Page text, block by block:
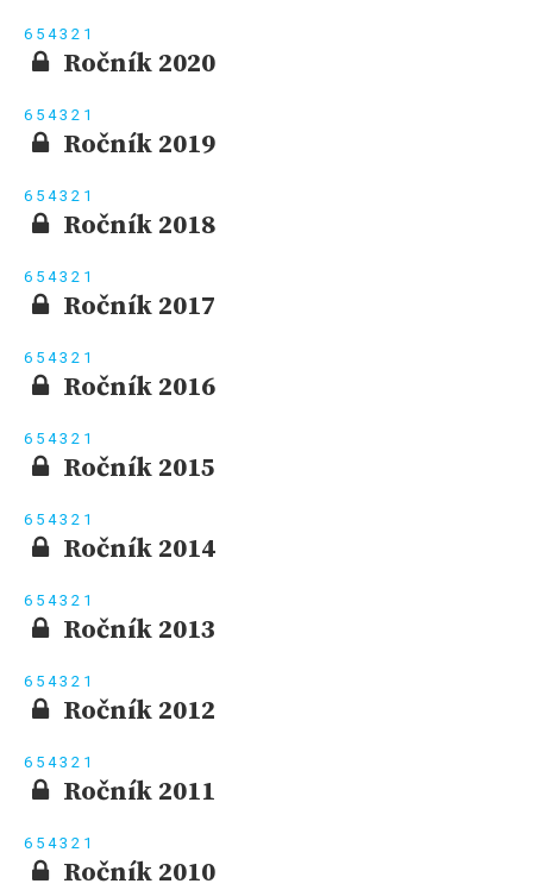
6 5 43 2 1
Ročník 2020
6 5 43 2 1
Ročník 2019
6 5 43 2 1
Ročník 2018
6 5 43 2 1
Ročník 2017
6 5 43 2 1
Ročník 2016
6 5 43 2 1
Ročník 2015
6 5 43 2 1
Ročník 2014
6 5 43 2 1
Ročník 2013
6 5 43 2 1
Ročník 2012
6 5 43 2 1
Ročník 2011
6 5 43 2 1
Ročník 2010